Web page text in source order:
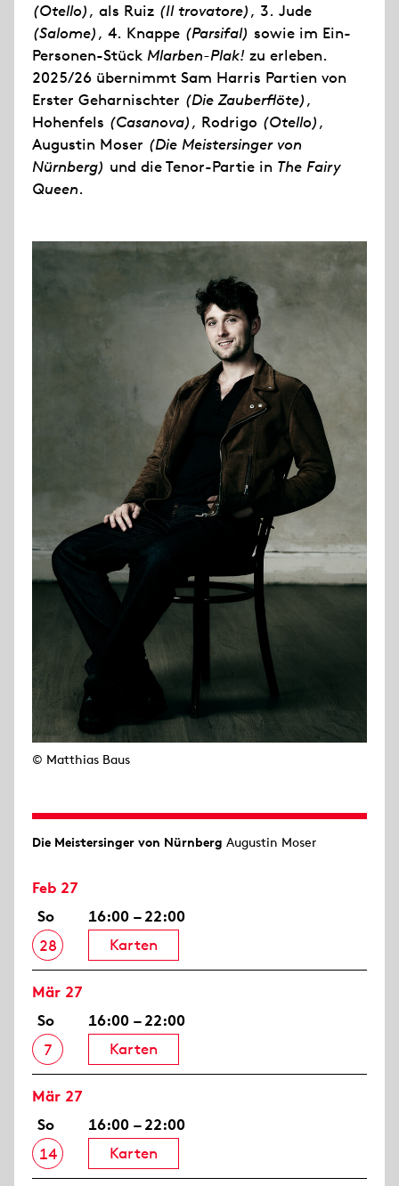
(Otello), als Ruiz (Il trovatore), 3. Jude
(Salome), 4. Knappe (Parsifal) sowie im Ein-
Personen-Stück Mlarben-Plak! zu erleben.
2025/26 übernimmt Sam Harris Partien von
Erster Geharnischter (Die Zauberflöte),
Hohenfels (Casanova), Rodrigo (Otello),
Augustin Moser (Die Meistersinger von
Nürnberg) und die Tenor-Partie in The Fairy
Queen.
© Matthias Baus
Die Meistersinger von Nürnberg Augustin Moser
Feb 27
So
28
16:00 – 22:00
Karten
Mär 27
So
7
16:00 – 22:00
Karten
Mär 27
So
14
16:00 – 22:00
Karten